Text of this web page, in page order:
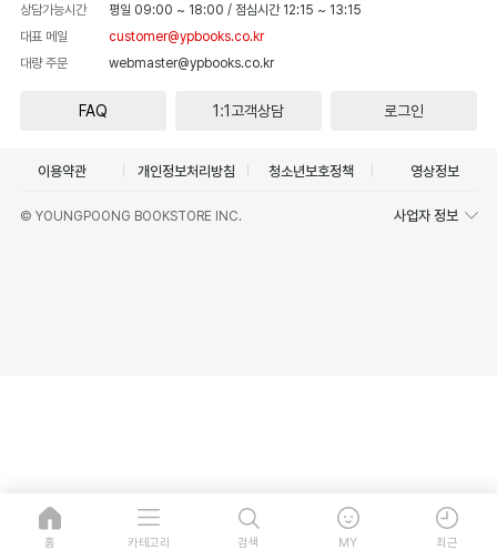
상담가능시간 평일 09:00 ~ 18:00 / 점심시간 12:15 ~ 13:15
대표 메일
customer@ypbooks.co.kr
대량 주문
webmaster@ypbooks.co.kr
FAQ 1:1고객상담 로그인
이용약관 개인정보처리방침 청소년보호정책 영상정보
© YOUNGPOONG BOOKSTORE INC. 사업자 정보
홈 카테고리 검색 MY 최근